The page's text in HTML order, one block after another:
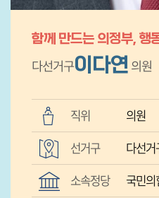
함께 만드는 의정부, 행
다선거구이다연의원
직위
의원
선거구
다선거
소속정당
국민의